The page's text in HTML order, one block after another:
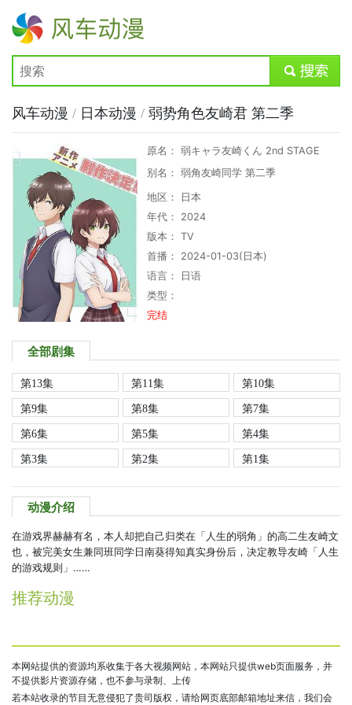
风车动漫
submit
风车动漫 / 日本动漫 / 弱势角色友崎君 第二季
原名： 弱キャラ友崎くん 2nd STAGE
别名： 弱角友崎同学 第二季
地区： 日本
年代： 2024
版本： TV
首播： 2024-01-03(日本)
语言： 日语
类型：
完结
全部剧集
第13集 第11集
第10集
第9集
第8集
第7集
第6集
第5集
第4集
第3集
第2集 第1集
动漫介绍
在游戏界赫赫有名，本人却把自己归类在「人生的弱角」的高二生友崎文
也，被完美女生兼同班同学日南葵得知真实身份后，决定教导友崎「人生
的游戏规则」……
推荐动漫
本网站提供的资源均系收集于各大视频网站，本网站只提供web页面服务，并
不提供影片资源存储，也不参与录制、上传
若本站收录的节目无意侵犯了贵司版权，请给网页底部邮箱地址来信，我们会